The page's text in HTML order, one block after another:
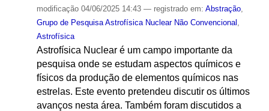
modificação04/06/2025 14:43 — registrado em: Abstração,
Grupo de Pesquisa Astrofísica Nuclear Não Convencional
Astrofísica
Astrofísica Nuclear é um campo importante da
pesquisa onde se estudam aspectos químicos e
físicos da produção de elementos químicos nas
estrelas. Este evento pretendeu discutir os últimos
avanços nesta área. Também foram discutidos a